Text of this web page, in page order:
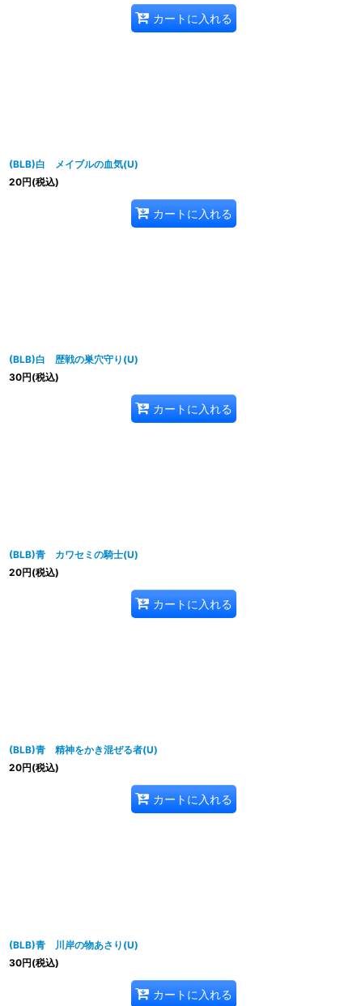
カートに入れる
(BLB)白 メイブルの血気(U)
20円(税込)
カートに入れる
(BLB)白 歴戦の巣穴守り(U)
30円(税込)
カートに入れる
(BLB)青 カワセミの騎士(U)
20円(税込)
カートに入れる
(BLB)青 精神をかき混ぜる者(U)
20円(税込)
カートに入れる
(BLB)青 川岸の物あさり(U)
30円(税込)
カートに入れる